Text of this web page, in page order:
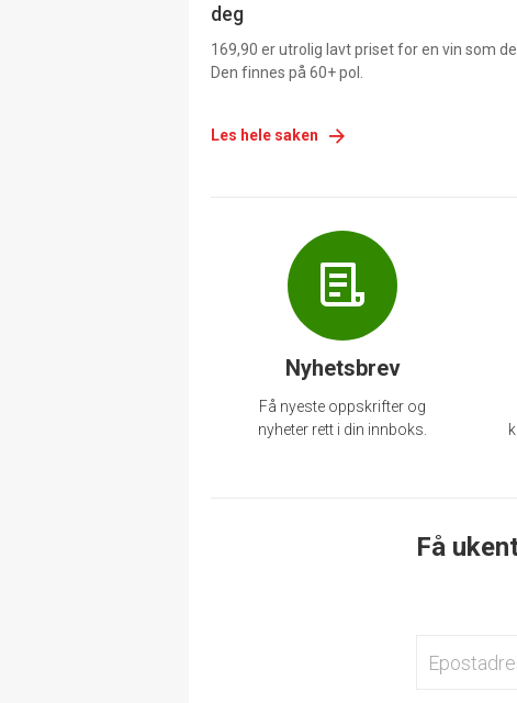
deg
169,90 er utrolig lavt priset for en vin som
Den finnes på 60+ pol.
Les hele saken
Nyhetsbrev
Få nyeste oppskrifter og
nyheter rett i din innboks.
Få